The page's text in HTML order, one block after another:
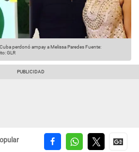
perdonó ampay a Melissa ParedesFuente:
GLR